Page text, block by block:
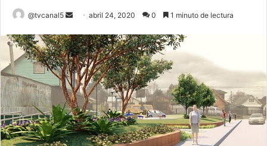
@tvcanal5
Send
email
abril 24, 2020 0 1 minuto de lectura